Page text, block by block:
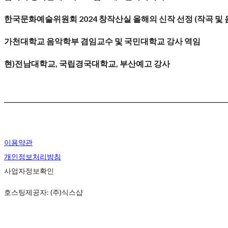
한국문화예술위원회 2024 창작산실 올해의 신작 선정 (작곡 및
가천대학교 음악학부 겸임교수 및 국민대학교 강사 역임
현)전남대학교, 국립경국대학교, 부산예고 강사
이용약관
개인정보처리방침
사업자정보확인
호스팅제공자: (주)식스샵